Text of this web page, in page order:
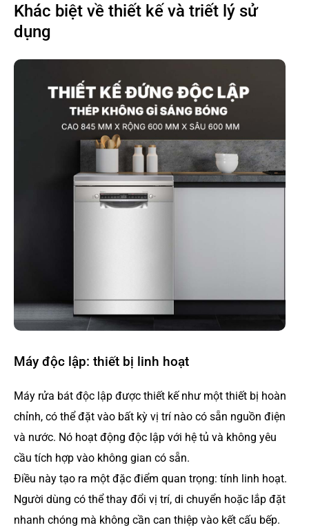
Khác biệt về thiết kế và triết lý sử
dụng
Máy độc lập: thiết bị linh hoạt
Máy rửa bát độc lập được thiết kế như một thiết bị hoàn
chỉnh, có thể đặt vào bất kỳ vị trí nào có sẵn nguồn điện
và nước. Nó hoạt động độc lập với hệ tủ và không yêu
cầu tích hợp vào không gian có sẵn.
Điều này tạo ra một đặc điểm quan trọng: tính linh hoạt.
Người dùng có thể thay đổi vị trí, di chuyển hoặc lắp đặt
nhanh chóng mà không cần can thiệp vào kết cấu bếp.